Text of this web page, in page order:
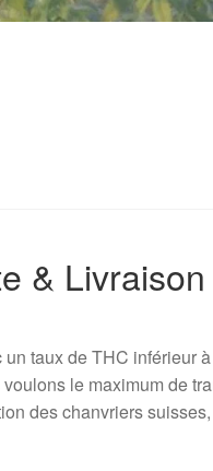
&
un taux de THC inférieur
le maximum de
des chanvriers